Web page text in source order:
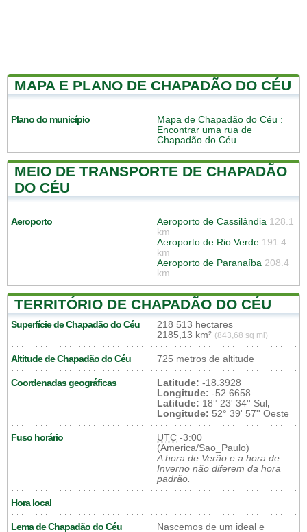
MAPA E PLANO DE CHAPADÃO DO CÉU
Plano do município Mapa de Chapadão do Céu :
Encontrar uma rua de
Chapadão do Céu.
MEIO DE TRANSPORTE DE CHAPADÃO
DO CÉU
Aeroporto Aeroporto de Cassilândia 128.1
km
Aeroporto de Rio Verde 191.4
km
Aeroporto de Paranaíba 208.4
km
TERRITÓRIO DE CHAPADÃO DO CÉU
Superfície de Chapadão do Céu
218 513 hectares
2185,13 km² (843,68 sq mi)
Altitude de Chapadão do Céu 725 metros de altitude
Coordenadas geográficas Latitude: -18.3928
Longitude: -52.6658
Latitude: 18° 23' 34'' Sul,
Longitude: 52° 39' 57'' Oeste
Fuso horário UTC -3:00
(America/Sao_Paulo)
A hora de Verão e a hora de
Inverno não diferem da hora
padrão.
Hora local
Lema de Chapadão do Céu
Nascemos de um ideal e